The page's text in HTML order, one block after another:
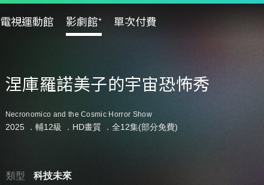
電視運動館 影劇館⁺ 單次付費
涅庫羅諾美子的宇宙恐怖秀
Necronomico and the Cosmic Horror Show
2025 ． 輔12級 ．HD畫質 ．全12集(部分免費)
類型
科技未來